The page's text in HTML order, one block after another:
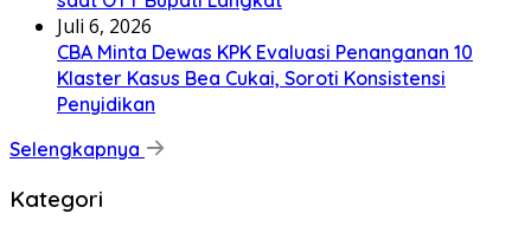
Juli 6, 2026
CBA Minta Dewas KPK Evaluasi Penanganan 10
Klaster Kasus Bea Cukai, Soroti Konsistensi
Penyidikan
Selengkapnya
Kategori